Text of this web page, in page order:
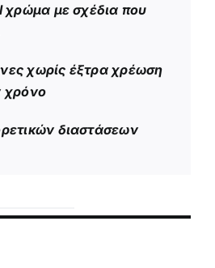
με σχέδια που
χωρίς έξτρα χρέωση
χρόνο
διαστάσεων